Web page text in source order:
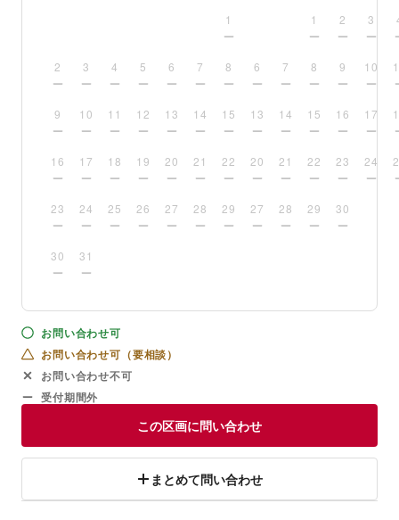
1
2 3 4 5 6 7 8
9 10 11 12 13 14 15
16 17 18 19 20 21 22
23 24 25 26 27 28 29
30 31
1 2 3
6 7 8 9 10
13 14 15 16 17
20 21 22 23 24
27 28 29 30
お問い合わせ可
お問い合わせ可（要相談）
お問い合わせ不可
受付期間外
この区画に問い合わせ
まとめて問い合わせ